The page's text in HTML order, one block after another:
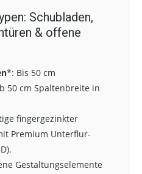
Schubladen,
& offene
*: Bis 50 cm
50 cm Spaltenbreite in
fingergezinkter
Premium Unterflur-
Gestaltungselemente